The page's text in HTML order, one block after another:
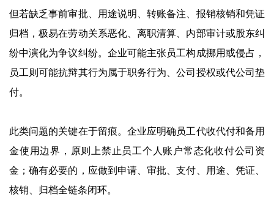
但若缺乏事前审批、用途说明、转账备注、报销核销和凭证
归档，极易在劳动关系恶化、离职清算、内部审计或股东纠
纷中演化为争议纠纷。企业可能主张员工构成挪用或侵占，
员工则可能抗辩其行为属于职务行为、公司授权或代公司垫
付。
此类问题的关键在于留痕。企业应明确员工代收代付和备用
金使用边界，原则上禁止员工个人账户常态化收付公司资
金；确有必要的，应做到申请、审批、支付、用途、凭证、
核销、归档全链条闭环。